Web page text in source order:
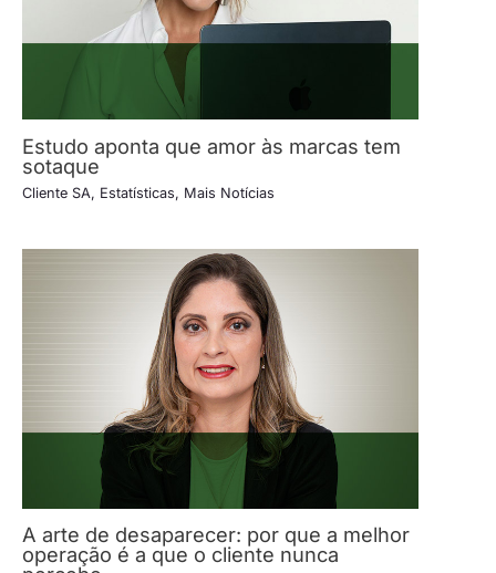
Estudo aponta que amor às marcas tem
sotaque
Cliente SA, Estatísticas, Mais Notícias
A arte de desaparecer: por que a melhor
operação é a que o cliente nunca